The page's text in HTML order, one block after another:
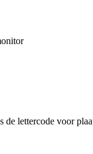
lettercode voor